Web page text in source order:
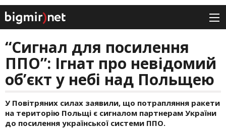
“Сигнал для посилення
ППО”: Ігнат про невідомий
об’єкт у небі над Польщею
У Повітряних силах заявили, що потрапляння ракети
на територію Польщі є сигналом партнерам України
до посилення української системи ППО.